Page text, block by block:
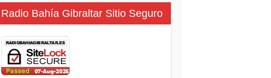
Radio Bahía Gibraltar Sitio Seguro